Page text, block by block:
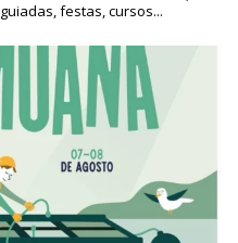
festas, cursos...